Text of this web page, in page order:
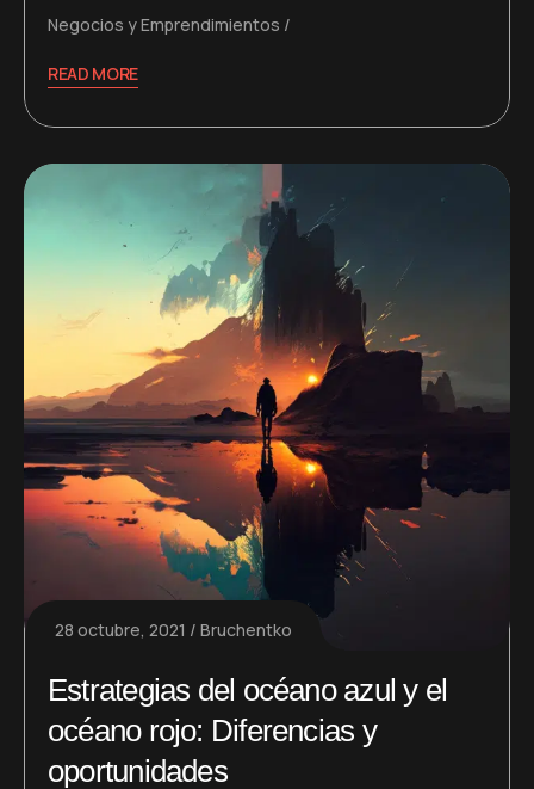
Negocios y Emprendimientos
READ MORE
28 octubre, 2021 Bruchentko
Estrategias del océano azul y el
océano rojo: Diferencias y
oportunidades